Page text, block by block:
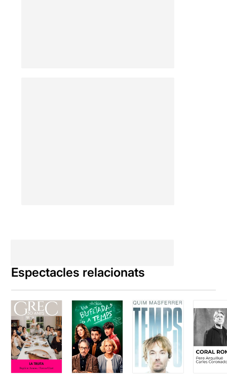
Espectacles relacionats